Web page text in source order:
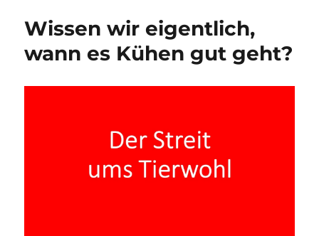
Wissen wir eigentlich,
wann es Kühen gut geht?